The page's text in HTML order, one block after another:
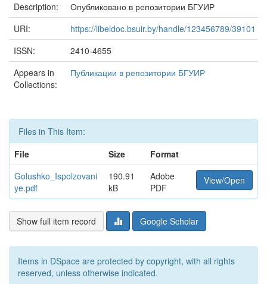
Description:
Опубликовано в репозитории БГУИР
URI:
https://libeldoc.bsuir.by/handle/123456789/39101
ISSN:
2410-4655
Appears in
Collections:
Публикации в репозитории БГУИР
Files in This Item:
File
Size
Format
Golushko_Ispolzovani
ye.pdf
190.91
kB
Adobe
PDF
View/Open
Show full item record Google Scholar
Items in DSpace are protected by copyright, with all rights
reserved, unless otherwise indicated.